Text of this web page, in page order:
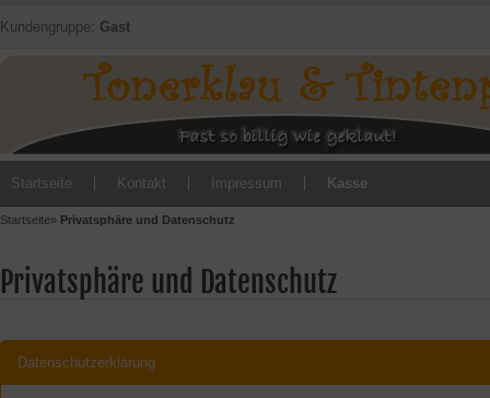
Kundengruppe: Gast
Startseite Kontakt Impressum Kasse
Startseite» Privatsphäre und Datenschutz
Privatsphäre und Datenschutz
Datenschutzerklärung